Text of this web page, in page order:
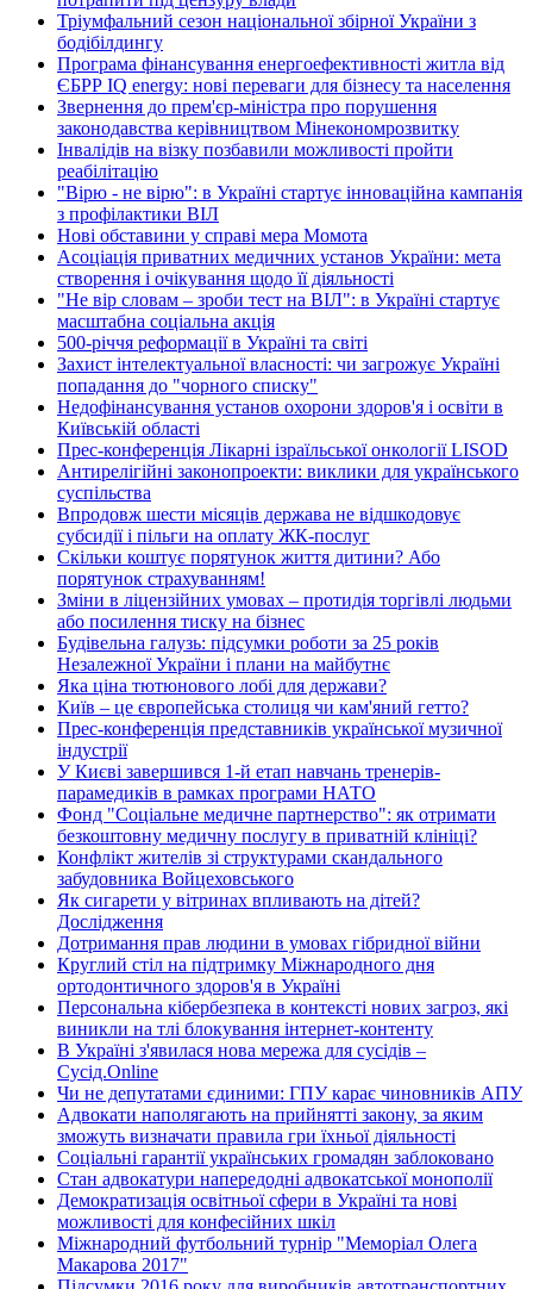
Тріумфальний сезон національної збірної України з
бодібілдингу
Програма фінансування енергоефективності житла від
ЄБРР IQ energy: нові переваги для бізнесу та населення
Звернення до прем'єр-міністра про порушення
законодавства керівництвом Мінекономрозвитку
Інвалідів на візку позбавили можливості пройти
реабілітацію
"Вірю - не вірю": в Україні стартує інноваційна кампанія
з профілактики ВІЛ
Нові обставини у справі мера Момота
Асоціація приватних медичних установ України: мета
створення і очікування щодо її діяльності
"Не вір словам – зроби тест на ВІЛ": в Україні стартує
масштабна соціальна акція
500-річчя реформації в Україні та світі
Захист інтелектуальної власності: чи загрожує Україні
попадання до "чорного списку"
Недофінансування установ охорони здоров'я і освіти в
Київській області
Прес-конференція Лікарні ізраїльської онкології LISOD
Антирелігійні законопроекти: виклики для українського
суспільства
Впродовж шести місяців держава не відшкодовує
субсидії і пільги на оплату ЖК-послуг
Скільки коштує порятунок життя дитини? Або
порятунок страхуванням!
Зміни в ліцензійних умовах – протидія торгівлі людьми
або посилення тиску на бізнес
Будівельна галузь: підсумки роботи за 25 років
Незалежної України і плани на майбутнє
Яка ціна тютюнового лобі для держави?
Київ – це європейська столиця чи кам'яний гетто?
Прес-конференція представників української музичної
індустрії
У Києві завершився 1-й етап навчань тренерів-
парамедиків в рамках програми НАТО
Фонд "Соціальне медичне партнерство": як отримати
безкоштовну медичну послугу в приватній клініці?
Конфлікт жителів зі структурами скандального
забудовника Войцеховського
Як сигарети у вітринах впливають на дітей?
Дослідження
Дотримання прав людини в умовах гібридної війни
Круглий стіл на підтримку Міжнародного дня
ортодонтичного здоров'я в Україні
Персональна кібербезпека в контексті нових загроз, які
виникли на тлі блокування інтернет-контенту
В Україні з'явилася нова мережа для сусідів –
Сусід.Online
Чи не депутатами єдиними: ГПУ карає чиновників АПУ
Адвокати наполягають на прийнятті закону, за яким
зможуть визначати правила гри їхньої діяльності
Соціальні гарантії українських громадян заблоковано
Стан адвокатури напередодні адвокатської монополії
Демократизація освітньої сфери в Україні та нові
можливості для конфесійних шкіл
Міжнародний футбольний турнір "Меморіал Олега
Макарова 2017"